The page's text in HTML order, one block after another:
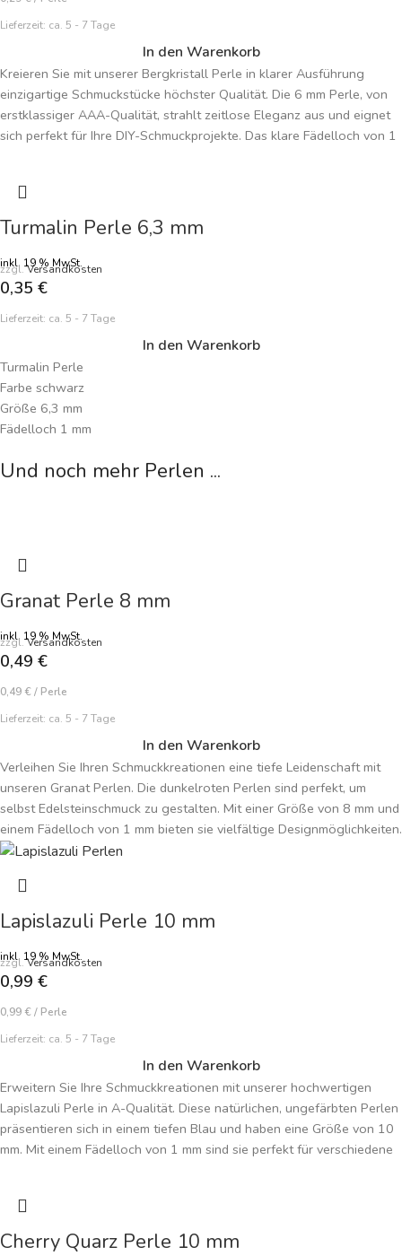
Lieferzeit: ca. 5 - 7 Tage
In den Warenkorb
Kreieren Sie mit unserer Bergkristall Perle in klarer Ausführung
einzigartige Schmuckstücke höchster Qualität. Die 6 mm Perle, von
erstklassiger AAA-Qualität, strahlt zeitlose Eleganz aus und eignet
sich perfekt für Ihre DIY-Schmuckprojekte. Das klare Fädelloch von 1
Highlight Ihrer Malas und selbstgemachten Schmuckkreationen. Der
Preis bezieht sich auf eine einzelne Perle, was Ihnen die Freiheit gibt,
kosteneffizient und kreativ zu arbeiten. Tauchen Sie ein in die Welt
des Bergkristalls und lassen Sie sich von der natürlichen Brillanz und
tiefen Bedeutung dieser Perle inspirieren. Gestalten Sie Schmuck, der
nicht nur ästhetisch ansprechend ist, sondern auch spirituelle Tiefe
und zeitlose Eleganz ausstrahlt.
Turmalin Perle 6,3 mm
inkl. 19 % MwSt.
zzgl.Versandkosten
0,35 €
Lieferzeit: ca. 5 - 7 Tage
In den Warenkorb
Turmalin Perle
Farbe schwarz
Größe 6,3 mm
Fädelloch 1 mm
Und noch mehr Perlen ...
Granat Perle 8 mm
inkl. 19 % MwSt.
zzgl.Versandkosten
0,49 €
0,49 € / Perle
Lieferzeit: ca. 5 - 7 Tage
In den Warenkorb
Verleihen Sie Ihren Schmuckkreationen eine tiefe Leidenschaft mit
unseren Granat Perlen. Die dunkelroten Perlen sind perfekt, um
selbst Edelsteinschmuck zu gestalten. Mit einer Größe von 8 mm und
einem Fädelloch von 1 mm bieten sie vielfältige Designmöglichkeiten.
Jede Perle strahlt in intensivem Dunkelrot und fängt die kraftvolle
die Ihre Persönlichkeit widerspiegeln. Der Preis bezieht sich auf eine
einzelne Perle, damit Sie Ihre Kollektion nach Ihren Vorstellungen
zusammenstellen können. Tauchen Sie ein in die Welt des
Edelsteinschmucks mit unseren hochwertigen Granat Perlen.
Lapislazuli Perle 10 mm
inkl. 19 % MwSt.
zzgl.Versandkosten
0,99 €
0,99 € / Perle
Lieferzeit: ca. 5 - 7 Tage
In den Warenkorb
Erweitern Sie Ihre Schmuckkreationen mit unserer hochwertigen
Lapislazuli Perle in A-Qualität. Diese natürlichen, ungefärbten Perlen
präsentieren sich in einem tiefen Blau und haben eine Größe von 10
mm. Mit einem Fädelloch von 1 mm sind sie perfekt für verschiedene
Cherry Quarz Perle 10 mm